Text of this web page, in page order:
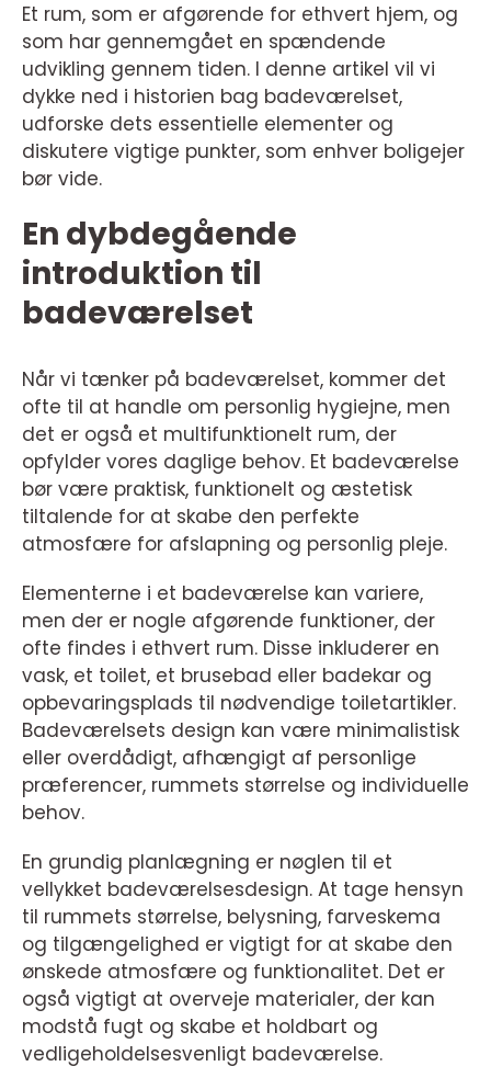
Et rum, som er afgørende for ethvert hjem, og
som har gennemgået en spændende
udvikling gennem tiden. I denne artikel vil vi
dykke ned i historien bag badeværelset,
udforske dets essentielle elementer og
diskutere vigtige punkter, som enhver boligejer
bør vide.
En dybdegående
introduktion til
badeværelset
Når vi tænker på badeværelset, kommer det
ofte til at handle om personlig hygiejne, men
det er også et multifunktionelt rum, der
opfylder vores daglige behov. Et badeværelse
bør være praktisk, funktionelt og æstetisk
tiltalende for at skabe den perfekte
atmosfære for afslapning og personlig pleje.
Elementerne i et badeværelse kan variere,
men der er nogle afgørende funktioner, der
ofte findes i ethvert rum. Disse inkluderer en
vask, et toilet, et brusebad eller badekar og
opbevaringsplads til nødvendige toiletartikler.
Badeværelsets design kan være minimalistisk
eller overdådigt, afhængigt af personlige
præferencer, rummets størrelse og individuelle
behov.
En grundig planlægning er nøglen til et
vellykket badeværelsesdesign. At tage hensyn
til rummets størrelse, belysning, farveskema
og tilgængelighed er vigtigt for at skabe den
ønskede atmosfære og funktionalitet. Det er
også vigtigt at overveje materialer, der kan
modstå fugt og skabe et holdbart og
vedligeholdelsesvenligt badeværelse.